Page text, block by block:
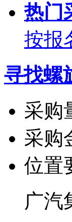
热门
按报
寻找螺
采购
采购
位置
广汽